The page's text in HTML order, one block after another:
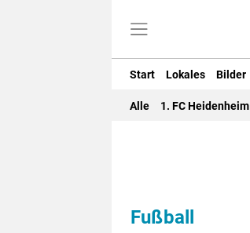
Start Lokales Bilder
Alle 1. FC Heidenheim
Fußball